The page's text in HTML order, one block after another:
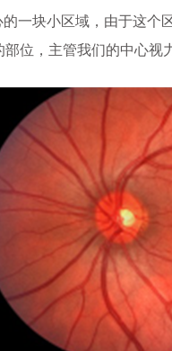
块小区域，由于这个
位，主管我们的中心视